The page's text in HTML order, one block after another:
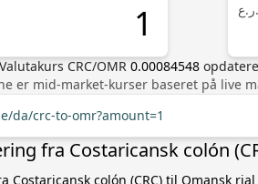
ر.ع.
Valutakurs CRC/OMR 0.00084548
er mid-market-kurser baseret på live
da/crc-to-omr?amount=1
fra Costaricansk colón
Costaricansk colón (CRC) til Omansk